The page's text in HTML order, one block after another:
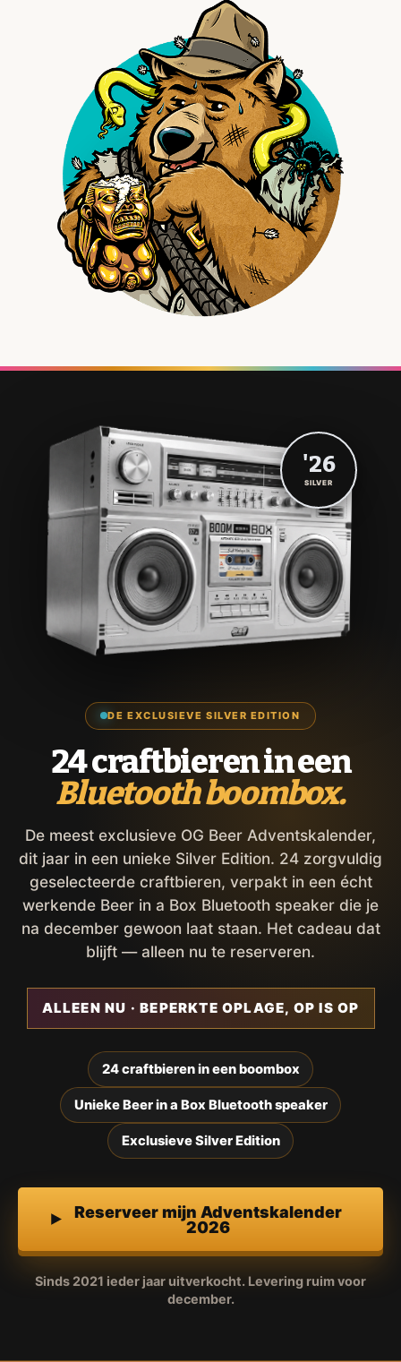
DE EXCLUSIEVE SILVER EDITION
24 craftbieren in een
Bluetooth boombox.
De meest exclusieve OG Beer Adventskalender,
dit jaar in een unieke Silver Edition. 24 zorgvuldig
geselecteerde craftbieren, verpakt in een écht
werkende Beer in a Box Bluetooth speaker die je
na december gewoon laat staan. Het cadeau dat
blijft — alleen nu te reserveren.
ALLEEN NU · BEPERKTE OPLAGE, OP IS OP
24 craftbieren in een boombox
Unieke Beer in a Box Bluetooth speaker
Exclusieve Silver Edition
Reserveer mijn Adventskalender
2026
Sinds 2021 ieder jaar uitverkocht. Levering ruim voor
december.
'26
SILVER